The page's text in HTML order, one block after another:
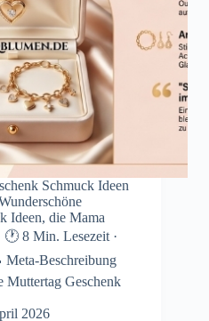
Schmuck Ideen
Ideen, die Mama
8 Min. Lesezeit ·
Beschreibung
Muttertag Geschenk
2026